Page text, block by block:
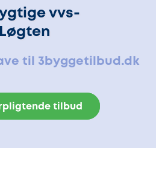
vvs-
til 3byggetilbud.dk
tilbud